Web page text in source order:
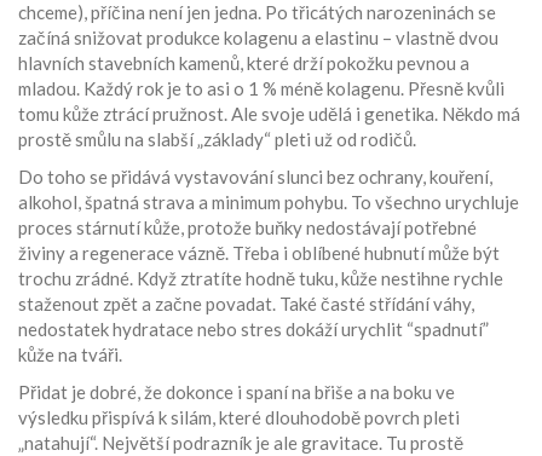
chceme), příčina není jen jedna. Po třicátých narozeninách se
začíná snižovat produkce kolagenu a elastinu – vlastně dvou
hlavních stavebních kamenů, které drží pokožku pevnou a
mladou. Každý rok je to asi o 1 % méně kolagenu. Přesně kvůli
tomu kůže ztrácí pružnost. Ale svoje udělá i genetika. Někdo má
prostě smůlu na slabší „základy“ pleti už od rodičů.
Do toho se přidává vystavování slunci bez ochrany, kouření,
alkohol, špatná strava a minimum pohybu. To všechno urychluje
proces stárnutí kůže, protože buňky nedostávají potřebné
živiny a regenerace vázně. Třeba i oblíbené hubnutí může být
trochu zrádné. Když ztratíte hodně tuku, kůže nestihne rychle
staženout zpět a začne povadat. Také časté střídání váhy,
nedostatek hydratace nebo stres dokáží urychlit “spadnutí”
kůže na tváři.
Přidat je dobré, že dokonce i spaní na břiše a na boku ve
výsledku přispívá k silám, které dlouhodobě povrch pleti
„natahují“. Největší podrazník je ale gravitace. Tu prostě